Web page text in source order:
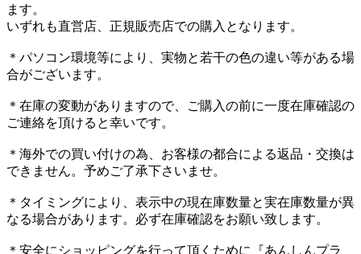
ます。
いずれも直営店、正規販売店での購入となります。
＊パソコン環境等により、実物と若干の色の違い等がある場
合がございます。
＊在庫の変動がありますので、ご購入の前に一度在庫確認の
ご連絡を頂けると幸いです。
＊海外での買い付けの為、お客様の都合による返品・交換は
できません。予めご了承下さいませ。
＊タイミングにより、表示中の現在庫数量と実在庫数量が異
なる場合があります。必ず在庫確認をお願い致します。
＊安全にショッピングを行って頂くために『あんしんプラ